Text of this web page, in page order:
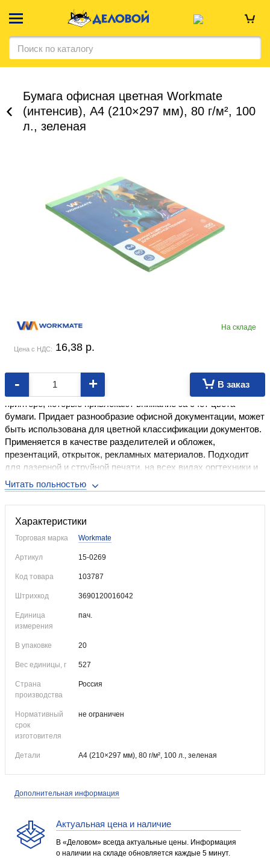
Бумага офисная цветная Workmate
(интенсив), А4 (210×297 мм), 80 г/м², 100
л., зеленая
На складе
Цена с НДС: 16,38 p.
- + В заказ
Идеальна для изготовления листовок на черно-белом
принтере, которые привлекают внимание за счет цвета
бумаги. Придает разнообразие офисной документации, может
быть использована для цветной классификации документов.
Применяется в качестве разделителей и обложек,
презентаций, открыток, рекламных материалов. Подходит
для лазерной и струйной печати, на всех видах оргтехники и
ризографии. Интенсивность цвета бумаги в пачках может
отличаться.
Характеристики
Торговая марка Workmate
Артикул 15-0269
Код товара 103787
Штрихкод 3690120016042
Единица
измерения
пач.
В упаковке 20
Вес единицы, г 527
Страна
производства
Россия
Нормативный
срок
изготовителя
не ограничен
Детали А4 (210×297 мм), 80 г/м², 100 л., зеленая
Дополнительная информация
Актуальная цена и наличие
В «Деловом» всегда актуальные цены. Информация
о наличии на складе обновляется каждые 5 минут.